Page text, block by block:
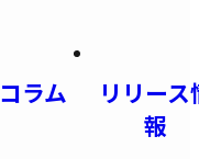
コラム
リリース
報